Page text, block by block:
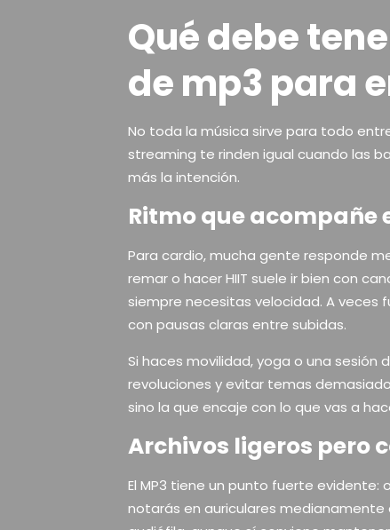
Qué debe
de mp3 para
No toda la música sirve para todo
streaming te rinden igual cuando las
más la intención.
Ritmo que acompañe
Para cardio, mucha gente responde
remar o hacer HIIT suele ir bien con
siempre necesitas velocidad. A veces
con pausas claras entre subidas.
Si haces movilidad, yoga o una sesión
revoluciones y evitar temas
sino la que encaje con lo que vas a
Archivos ligeros pero
El MP3 tiene un punto fuerte evidente:
notarás en auriculares